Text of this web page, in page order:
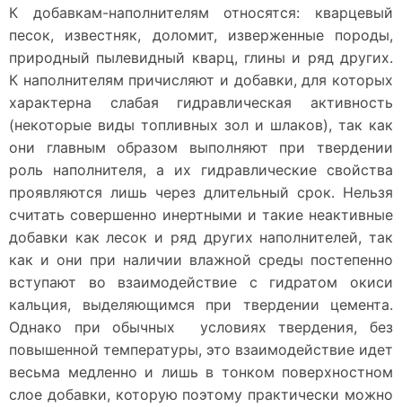
К добавкам-наполнителям относятся: кварцевый
песок, известняк, доломит, изверженные породы,
природный пылевидный кварц, глины и ряд других.
К наполнителям причисляют и добавки, для которых
характерна слабая гидравлическая активность
(некоторые виды топливных зол и шлаков), так как
они главным образом выполняют при твердении
роль наполнителя, а их гидравлические свойства
проявляются лишь через длительный срок. Нельзя
считать совершенно инертными и такие неактивные
добавки как лесок и ряд других наполнителей, так
как и они при наличии влажной среды постепенно
вступают во взаимодействие с гидратом окиси
кальция, выделяющимся при твердении цемента.
Однако при обычных условиях твердения, без
повышенной температуры, это взаимодействие идет
весьма медленно и лишь в тонком поверхностном
слое добавки, которую поэтому практически можно